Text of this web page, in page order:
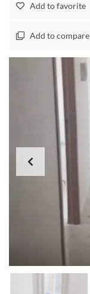
Add to favorite
Add to compare